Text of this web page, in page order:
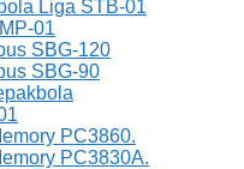
Liga STB-01
01
SBG-120
SBG-90
PC3860.
PC3830A.